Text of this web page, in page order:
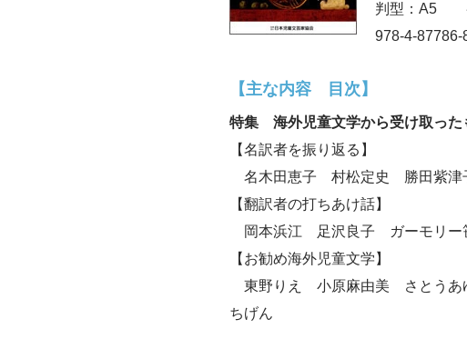
判型：A5
978-4-87786-
【主な内容 目次】
特集 海外児童文学から受け取った
【名訳者を振り返る】
名木田恵子 村松定史 勝田紫津
【翻訳者の打ちあけ話】
岡本浜江 足沢良子 ガーモリー
【お勧め海外児童文学】
東野りえ 小原麻由美 さとう
ちげん